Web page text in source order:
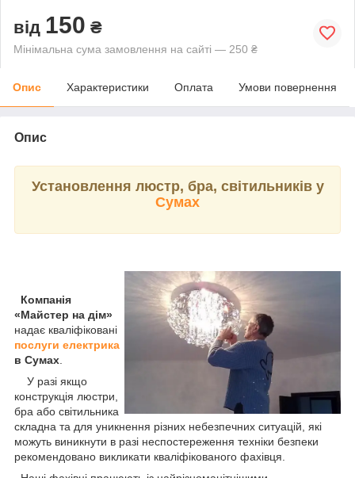
від 150 ₴
Мінімальна сума замовлення на сайті — 250 ₴
Опис Характеристики Оплата Умови повернення
Опис
Установлення люстр, бра, світильників у
Сумах
Компанія
«Майстер на дім»
надає кваліфіковані
послуги електрика
в Сумах
У разі якщо
конструкція люстри,
бра або світильника
складна та для уникнення різних небезпечних ситуацій, які
можуть виникнути в разі неспостереження техніки безпеки
рекомендовано викликати кваліфікованого фахівця.